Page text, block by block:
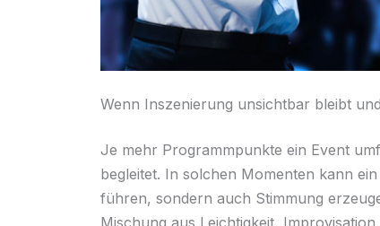
Wenn Inszenierung unsichtbar bleibt
Je mehr Programmpunkte ein Event
begleitet. In solchen Momenten kann
führen, sondern auch Stimmung